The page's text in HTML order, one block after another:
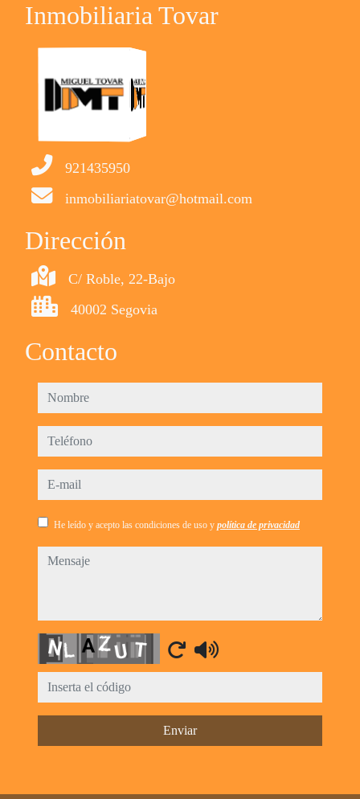
Inmobiliaria Tovar
921435950
inmobiliariatovar@hotmail.com
Dirección
C/ Roble, 22-Bajo
40002 Segovia
Contacto
nombre
teléfono
e-mail
He leído y acepto las condiciones de uso y política de privacidad
mensaje
Captcha
Enviar